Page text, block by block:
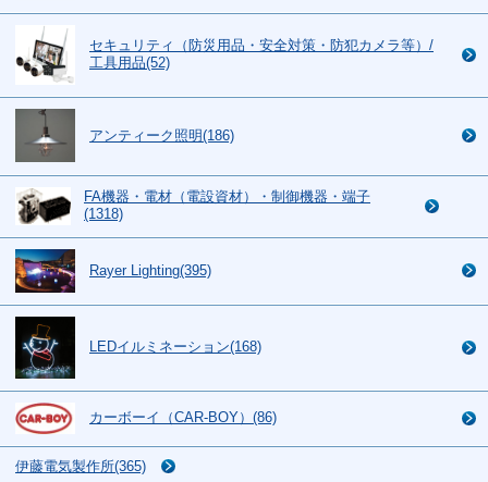
セキュリティ（防災用品・安全対策・防犯カメラ等）/
工具用品(52)
アンティーク照明(186)
FA機器・電材（電設資材）・制御機器・端子
(1318)
Rayer Lighting(395)
LEDイルミネーション(168)
カーボーイ（CAR-BOY）(86)
伊藤電気製作所(365)